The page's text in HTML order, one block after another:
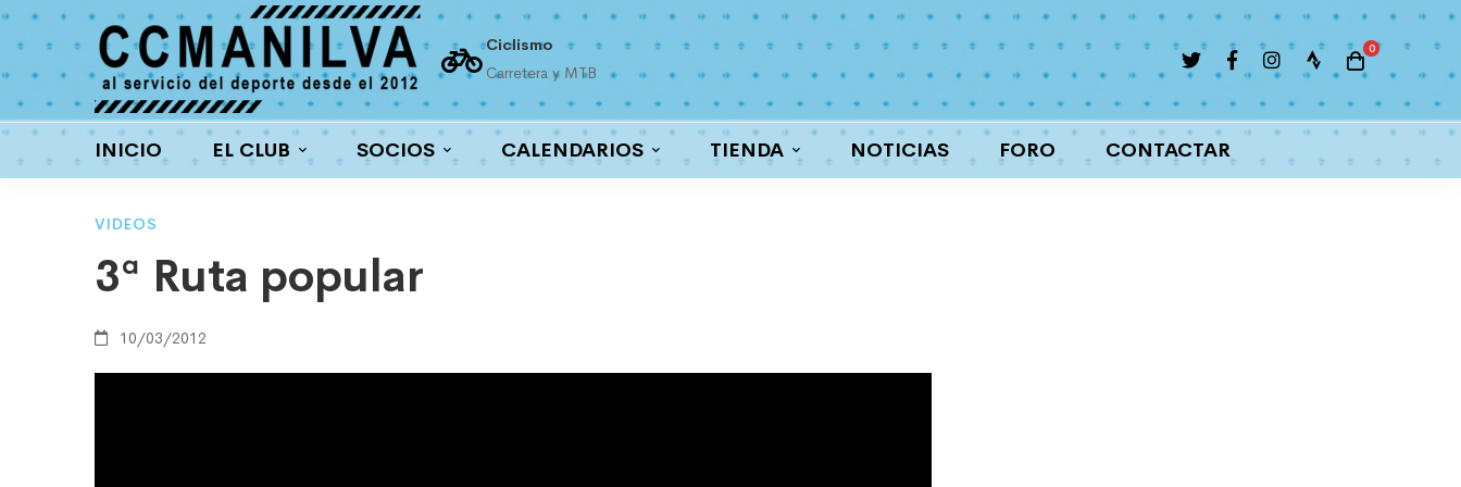
Ciclismo
Carretera y MTB
Atletismo
Trail y running
INICIO EL CLUB SOCIOS CALENDARIOS TIENDA NOTICIAS FORO CONTACTAR
3ª
Ruta
popular
VIDEOS
3ª Ruta popular
10/03/2012